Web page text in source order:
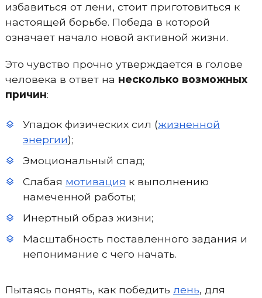
избавиться от лени, стоит приготовиться к
настоящей борьбе. Победа в которой
означает начало новой активной жизни.
Это чувство прочно утверждается в голове
человека в ответ на несколько возможных
причин:
Упадок физических сил (жизненной
энергии);
Эмоциональный спад;
Слабая мотивация к выполнению
намеченной работы;
Инертный образ жизни;
Масштабность поставленного задания и
непонимание с чего начать.
Пытаясь понять, как победить лень, для